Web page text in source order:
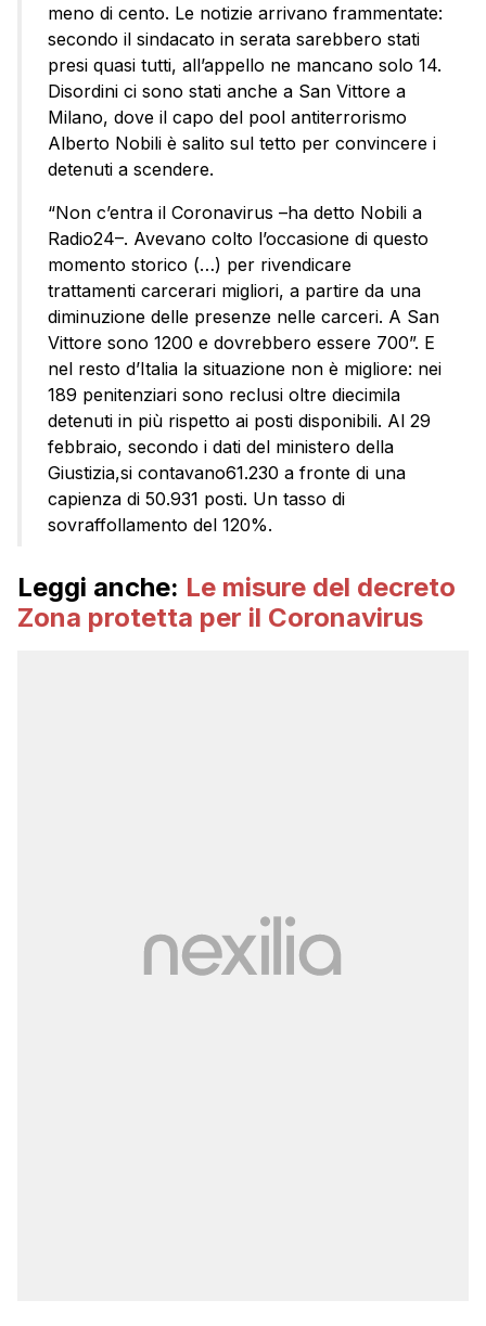
meno di cento. Le notizie arrivano frammentate:
secondo il sindacato in serata sarebbero stati
presi quasi tutti, all’appello ne mancano solo 14.
Disordini ci sono stati anche a San Vittore a
Milano, dove il capo del pool antiterrorismo
Alberto Nobili è salito sul tetto per convincere i
detenuti a scendere.
“Non c’entra il Coronavirus –ha detto Nobili a
Radio24–. Avevano colto l’occasione di questo
momento storico (…) per rivendicare
trattamenti carcerari migliori, a partire da una
diminuzione delle presenze nelle carceri. A San
Vittore sono 1200 e dovrebbero essere 700”. E
nel resto d’Italia la situazione non è migliore: nei
189 penitenziari sono reclusi oltre diecimila
detenuti in più rispetto ai posti disponibili. Al 29
febbraio, secondo i dati del ministero della
Giustizia,si contavano61.230 a fronte di una
capienza di 50.931 posti. Un tasso di
sovraffollamento del 120%.
Leggi anche: Le misure del decreto
Zona protetta per il Coronavirus